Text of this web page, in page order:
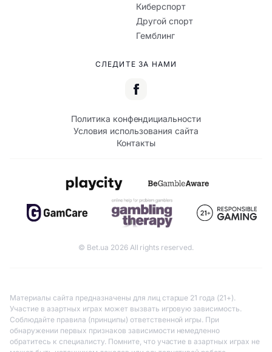
Киберспорт
Другой спорт
Гемблинг
СЛЕДИТЕ ЗА НАМИ
Политика конфендициальности
Условия использования сайта
Контакты
© Bet.ua 2026 All rights reserved.
Материалы сайта предназначены для лиц старше 21 года (21+).
Участие в азартных играх может вызвать игровую зависимость.
Соблюдайте правила (принципы) ответственной игры. При
обнаружении первых признаков зависимости немедленно
обратитесь к специалисту. Помните, что участие в азартных играх не